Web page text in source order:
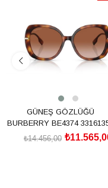
GÜNEŞ GÖZLÜĞÜ
BURBERRY BE4374
₺14.456,00